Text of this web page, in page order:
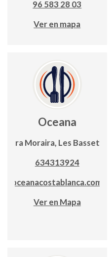
96 583 28 03
Ver en mapa
Oceana
Ctra Moraira, Les Bassetes
634313924
oceanacostablanca.com
Ver en Mapa